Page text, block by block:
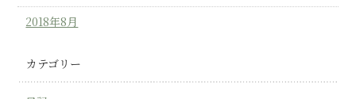
2018年8月
カテゴリー